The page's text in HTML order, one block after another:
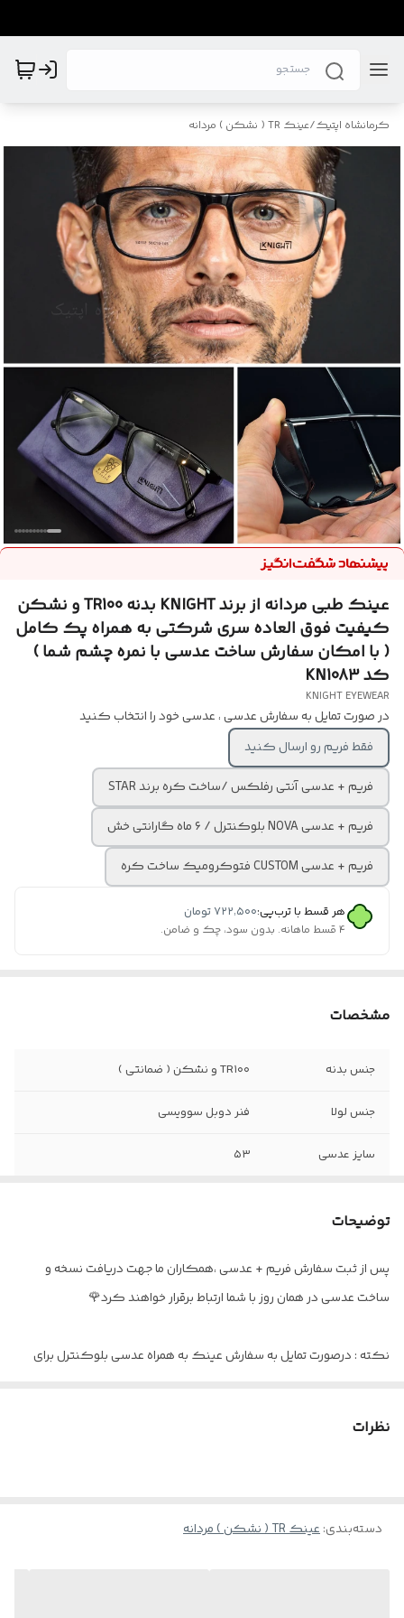
کرمانشاه اپتیک/عینک TR ( نشکن ) مردانه
عینک طبی مردانه از برند KNIGHT بدنه TR100 و نشکن
کیفیت فوق العاده سری شرکتی به همراه پک کامل
( با امکان سفارش ساخت عدسی با نمره چشم شما )
کد KN1083
KNIGHT EYEWEAR
در صورت تمایل به سفارش عدسی ، عدسی خود را انتخاب کنید
فقط فریم رو ارسال کنید
فریم + عدسی آنتی رفلکس /ساخت کره برند STAR
فریم + عدسی NOVA بلوکنترل / ۶ ماه گارانتی خش
فریم + عدسی CUSTOM فتوکرومیک ساخت کره
هر قسط با ترب‌پی:۷۲۲٬۵۰۰تومان
۴ قسط ماهانه. بدون سود، چک و ضامن.
مشخصات
جنس بدنه TR۱۰۰ و نشکن ( ضمانتی )
جنس لولا فنر دوبل سوویسی
سایز عدسی ۵۳
توضیحات
پس از ثبت سفارش فریم + عدسی ،همکاران ما جهت دریافت نسخه و
ساخت عدسی در همان روز با شما ارتباط برقرار خواهند کرد🌹
نکته : درصورت تمایل به سفارش عینک به همراه عدسی بلوکنترل برای
نظرات
دسته‌بندی:عینک TR ( نشکن ) مردانه